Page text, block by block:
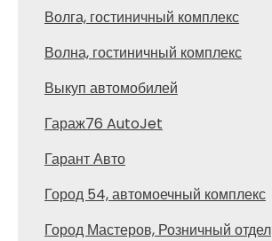
Волга, гостиничный комплекс
Волна, гостиничный комплекс
Выкуп автомобилей
Гараж76 AutoJet
Гарант Авто
Город 54, автомоечный комплекс
Город Мастеров, Розничный отдел